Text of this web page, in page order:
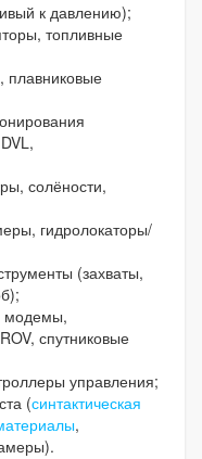
к давлению);
топливные
плавниковые
солёности,
гидролокаторы/
(захваты,
модемы,
спутниковые
управления;
(синтактическая
,